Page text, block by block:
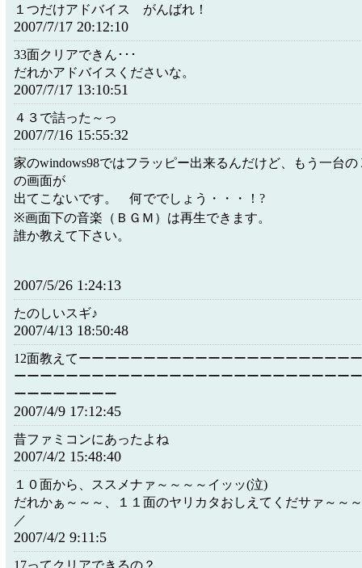
１つだけアドバイス がんばれ！
2007/7/17 20:12:10
33面クリアできん･･･
だれかアドバイスくださいな。
2007/7/17 13:10:51
４３で詰った～っ
2007/7/16 15:55:32
家のwindows98ではフラッピー出来るんだけど、もう一台
の画面が
出てこないです。 何ででしょう・・・！?
※画面下の音楽（ＢＧＭ）は再生できます。
誰か教えて下さい。
2007/5/26 1:24:13
たのしいスギ♪
2007/4/13 18:50:48
12面教えてーーーーーーーーーーーーーーーーーーーーー
ーーーーーーーーーーーーーーーーーーーーーーーーーー
ーーーーーーーー
2007/4/9 17:12:45
昔ファミコンにあったよね
2007/4/2 15:48:40
１０面から、ススメナァ～～～～イッッ(泣)
だれかぁ～～～、１１面のヤリカタおしえてくだサァ～～
／
2007/4/2 9:11:5